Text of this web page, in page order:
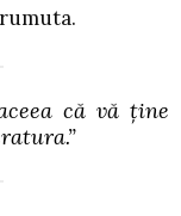
că vă ține